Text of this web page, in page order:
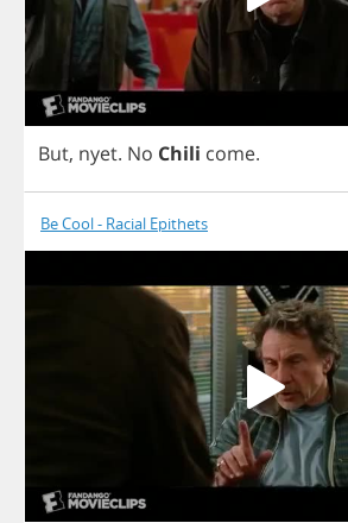
But, nyet. No Chili come.
Be Cool - Racial Epithets